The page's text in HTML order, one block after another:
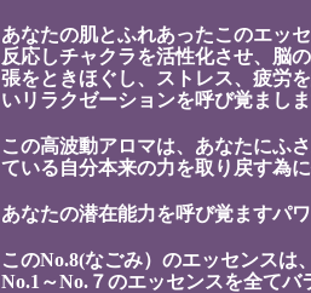
あなたの肌とふれあったこのエッ
反応しチャクラを活性化させ、脳
張をときほぐし、ストレス、疲労
いリラクゼーションを呼び覚ましま
この高波動アロマは、あなたにふ
ている自分本来の力を取り戻す為に
あなたの潜在能力を呼び覚ますパ
このNo.8(なごみ）のエッセンスは
No.1～No.７のエッセンスを全てバ